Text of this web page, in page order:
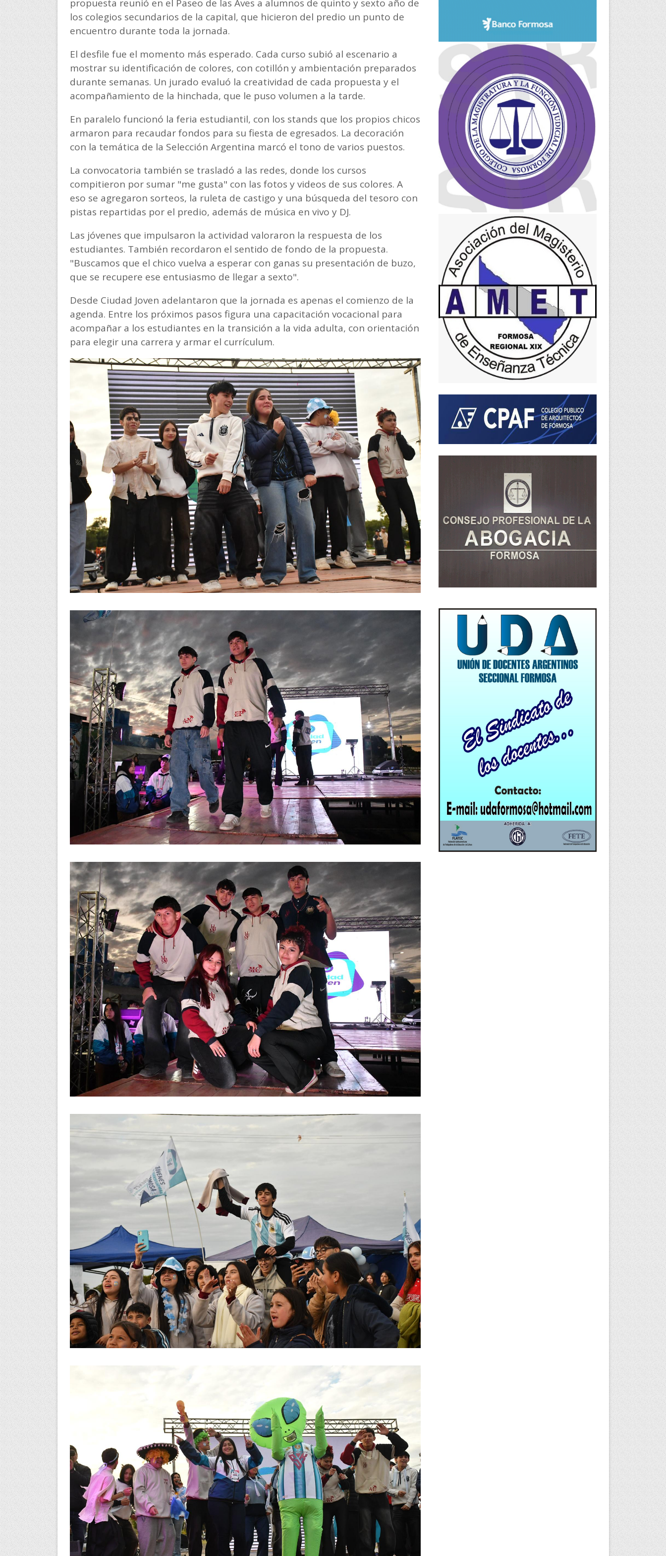
propuesta reunió en el Paseo de las Aves a alumnos de quinto y sexto año de
los colegios secundarios de la capital, que hicieron del predio un punto de
encuentro durante toda la jornada.
El desfile fue el momento más esperado. Cada curso subió al escenario a
mostrar su identificación de colores, con cotillón y ambientación preparados
durante semanas. Un jurado evaluó la creatividad de cada propuesta y el
acompañamiento de la hinchada, que le puso volumen a la tarde.
En paralelo funcionó la feria estudiantil, con los stands que los propios chicos
armaron para recaudar fondos para su fiesta de egresados. La decoración
con la temática de la Selección Argentina marcó el tono de varios puestos.
La convocatoria también se trasladó a las redes, donde los cursos
compitieron por sumar "me gusta" con las fotos y videos de sus colores. A
eso se agregaron sorteos, la ruleta de castigo y una búsqueda del tesoro con
pistas repartidas por el predio, además de música en vivo y DJ.
Las jóvenes que impulsaron la actividad valoraron la respuesta de los
estudiantes. También recordaron el sentido de fondo de la propuesta.
"Buscamos que el chico vuelva a esperar con ganas su presentación de buzo,
que se recupere ese entusiasmo de llegar a sexto".
Desde Ciudad Joven adelantaron que la jornada es apenas el comienzo de la
agenda. Entre los próximos pasos figura una capacitación vocacional para
acompañar a los estudiantes en la transición a la vida adulta, con orientación
para elegir una carrera y armar el currículum.